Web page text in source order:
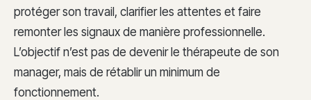
protéger son travail, clarifier les attentes et faire
remonter les signaux de manière professionnelle.
L’objectif n’est pas de devenir le thérapeute de son
manager, mais de rétablir un minimum de
fonctionnement.